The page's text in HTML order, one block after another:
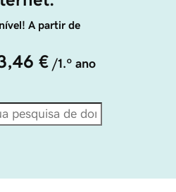
A partir de
€ /1.º ano